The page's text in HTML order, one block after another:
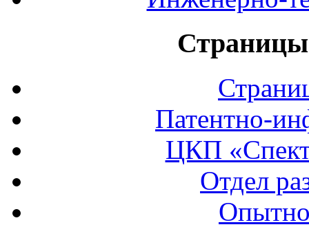
Страницы
Патентно-
ЦКП
Отдел